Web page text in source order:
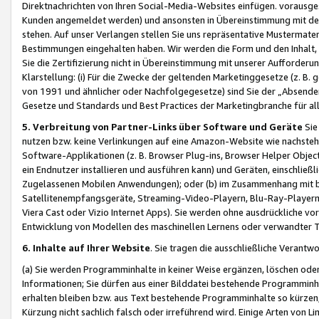
Direktnachrichten von Ihren Social-Media-Websites einfügen.
Kunden angemeldet werden) und ansonsten in Übereinstimmung mit
stehen. Auf unser Verlangen stellen Sie uns repräsentative
Bestimmungen eingehalten haben. Wir werden die Form und den
Sie die Zertifizierung nicht in Übereinstimmung mit unserer
Klarstellung: (i) Für die Zwecke der geltenden Marketinggesetze (z. B.
von 1991 und ähnlicher oder Nachfolgegesetze) sind Sie der
Gesetze und Standards und Best Practices der Marketingbranche für
5. Verbreitung von Partner-Links über Software und Geräte
nutzen bzw. keine Verlinkungen auf eine Amazon-Website wie
Software-Applikationen (z. B. Browser Plug-ins, Browser Helper
ein Endnutzer installieren und ausführen kann) und Geräten,
Zugelassenen Mobilen Anwendungen); oder (b) im Zusammenhang
Satellitenempfangsgeräte, Streaming-Video-Playern, Blu-Ray-
Viera Cast oder Vizio Internet Apps). Sie werden ohne ausdrückliche
Entwicklung von Modellen des maschinellen Lernens oder
6. Inhalte auf Ihrer Website. Sie tragen die ausschließliche
(a) Sie werden Programminhalte in keiner Weise ergänzen, löschen
Informationen; Sie dürfen aus einer Bilddatei bestehende
erhalten bleiben bzw. aus Text bestehende Programminhalte so
Kürzung nicht sachlich falsch oder irreführend wird. Einige Arten von